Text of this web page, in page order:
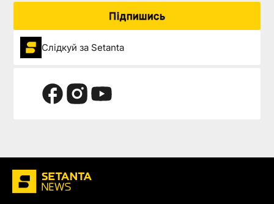
Підпишись
Слідкуй за Setanta